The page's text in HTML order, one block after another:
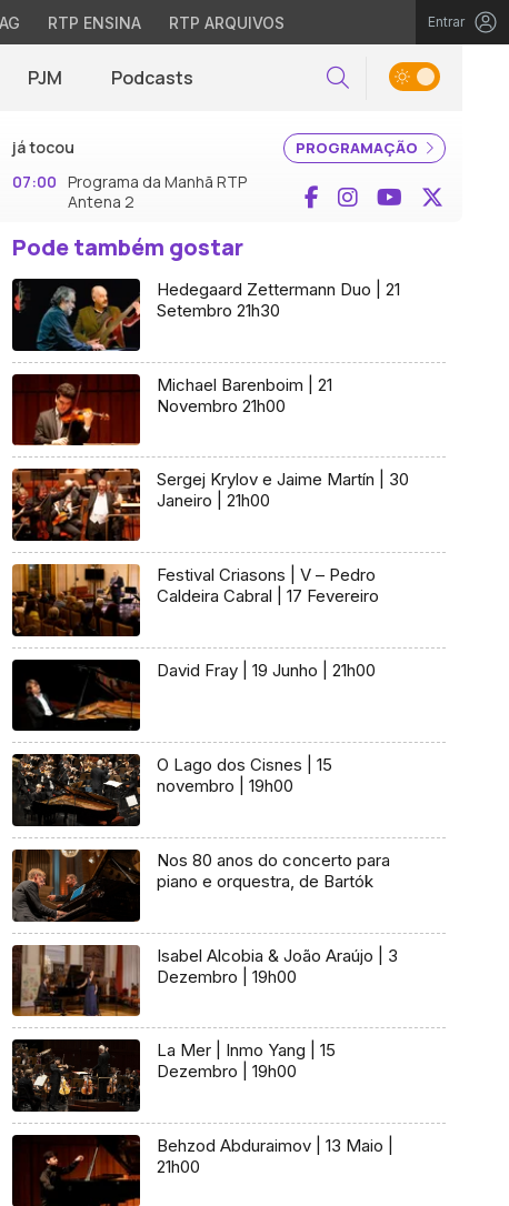
RTP ENSINA RTP ARQUIVOS Entrar
PJM Podcasts Pesquisar
PROGRAMAÇÃO
já tocou
07:00 Programa da Manhã RTP
Antena 2
Facebook
InstagramYouTube
Pode também gostar
Hedegaard Zettermann Duo | 21
Setembro 21h30
Michael Barenboim | 21
Novembro 21h00
Sergej Krylov e Jaime Martín | 30
Janeiro | 21h00
Festival Criasons | V – Pedro
Caldeira Cabral | 17 Fevereiro
David Fray | 19 Junho | 21h00
O Lago dos Cisnes | 15
novembro | 19h00
Nos 80 anos do concerto para
piano e orquestra, de Bartók
Isabel Alcobia & João Araújo | 3
Dezembro | 19h00
La Mer | Inmo Yang | 15
Dezembro | 19h00
Behzod Abduraimov | 13 Maio |
21h00